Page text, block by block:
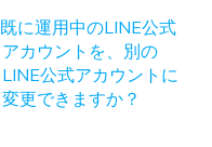
既に運用中のLINE公式
アカウントを、別の
LINE公式アカウントに
変更できますか？